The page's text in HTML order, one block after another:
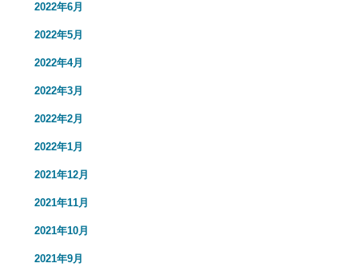
2022年6月
2022年5月
2022年4月
2022年3月
2022年2月
2022年1月
2021年12月
2021年11月
2021年10月
2021年9月